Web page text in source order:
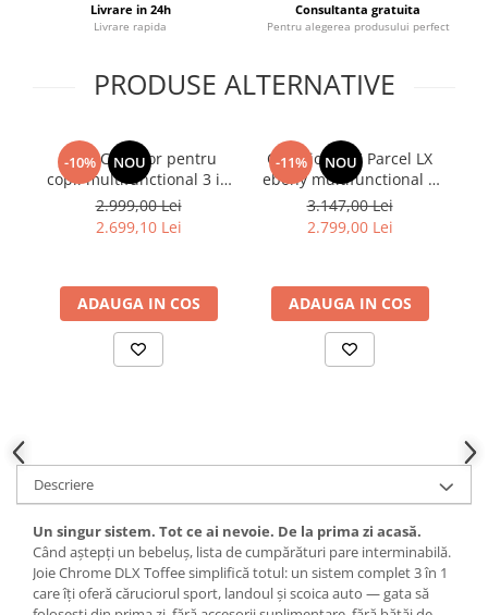
Saltele120x60 cm
Saltelute de activitati
Tablite magetice si accesorii
Livrare in 24h
Livrare rapida
Consultanta gratuita
Pentru alegerea produsului perfect
PRODUSE ALTERNATIVE
-10% NOU
Joie - Carucior pentru
copii multifunctional 3 in
1 Chrome 2 Cashew
(Carucior Chrome 2
i-Snug Cashew)
2.999,00 Lei
2.699,10 Lei
ADAUGA IN COS
-11% NOU
Carucior JOIE Parcel LX
ebony multifunctional 3
in 1 Signature, cu Landou
Ramble xl si scoica
3.147,00 Lei
2.799,00 Lei
ADAUGA IN COS
Descriere
Un singur sistem. Tot ce ai nevoie. De la prima zi acasă.
Când aștepți un bebeluș, lista de cumpărături pare interminabilă.
Joie Chrome DLX Toffee simplifică totul: un sistem complet 3 în 1
care îți oferă căruciorul sport, landoul și scoica auto — gata să